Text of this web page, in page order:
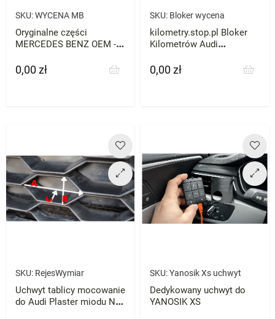
SKU:WYCENA MB
Oryginalne części
MERCEDES BENZ OEM -
Cena
0,00 zł
SKU: Bloker wycena
kilometry.stop.pl Bloker
Kilometrów Audi
każde zatrzymaj licznik
przebieg
Cena
0,00 zł
SKU: RejesWymiar
Uchwyt tablicy mocowanie
do Audi Plaster miodu NA
SKU:Yanosik Xs uchwyt
Dedykowany uchwyt do
YANOSIK XS